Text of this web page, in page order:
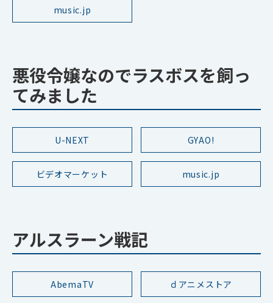
music.jp
悪役令嬢なのでラスボスを飼っ
てみました
U-NEXT GYAO!
ビデオマーケット music.jp
アルスラーン戦記
AbemaTV ｄアニメストア